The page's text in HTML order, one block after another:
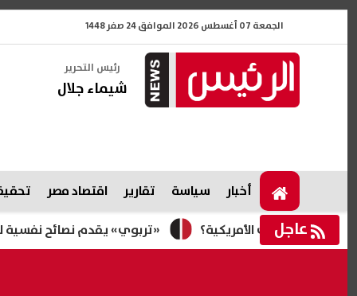
الجمعة 07 أغسطس 2026 الموافق 24 صفر 1448
رئيس التحرير
شيماء جلال
أخبار سياسة تقارير اقتصاد مصر
عاجل «تربوي» يقدم نصائح نفسية لطلاب الثانوية العامة 2026 الوظائف الأمريكية؟